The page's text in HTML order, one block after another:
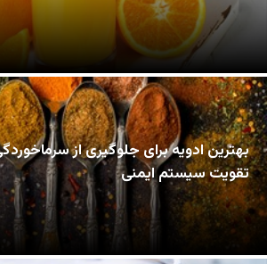
بهترین ادویه برای جلوگیری از
تقویت سیستم ایمنی